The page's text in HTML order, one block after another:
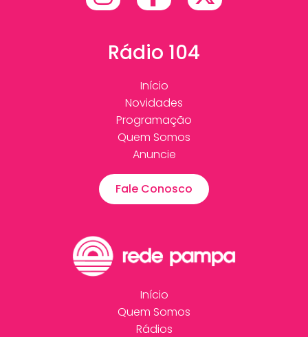
Rádio 104
Início
Novidades
Programação
Quem Somos
Anuncie
Fale Conosco
Início
Quem Somos
Rádios